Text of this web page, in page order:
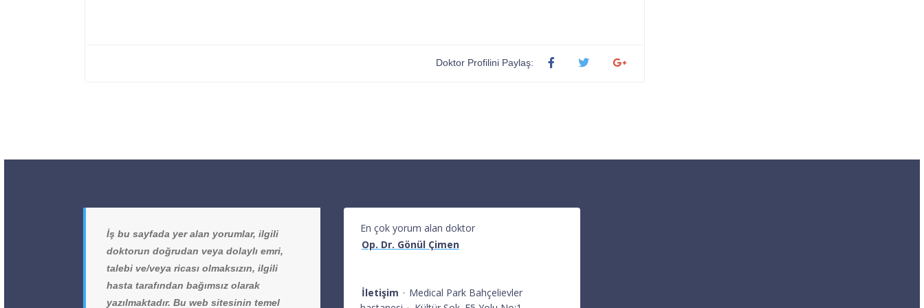
Doktor Profilini Paylaş:
İş bu sayfada yer alan yorumlar, ilgili
doktorun doğrudan veya dolaylı emri,
talebi ve/veya ricası olmaksızın, ilgili
hasta tarafından bağımsız olarak
yazılmaktadır. Bu web sitesinin temel
En çok yorum alan doktor
Op. Dr. Gönül Çimen
İletişim · Medical Park Bahçelievler